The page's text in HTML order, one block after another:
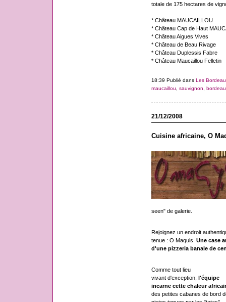
totale de 175 hectares de
* Château MAUCAILLOU
* Château Cap de Haut
* Château Aigues Vives
* Château de Beau Rivage
* Château Duplessis Fabre
* Château Maucaillou Felletin
18:39 Publié dans Les
maucaillou
sauvignon
21/12/2008
Cuisine africaine, O
seen" de galerie.
Rejoignez un endroit
tenue : O Maquis. Une case
d'une pizzeria banale de
Comme tout lieu
vivant d'exception, l'équipe
incarne cette chaleur
des petites cabanes de bord